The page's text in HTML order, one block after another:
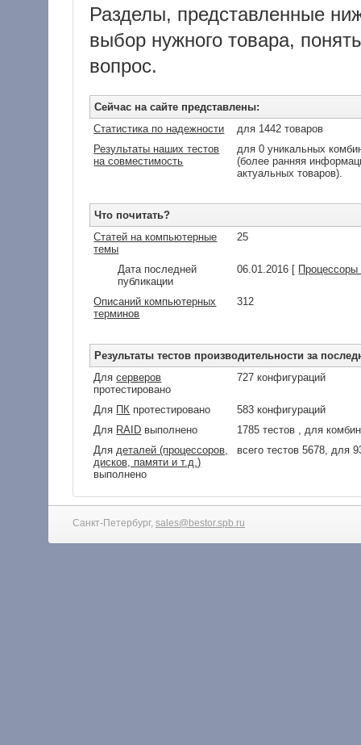
Разделы, представленные
выбор нужного товара,
вопрос.
Сейчас на сайте представлены:
Статистика по надежности
для 1442 товаров
Результаты наших тестов
на совместимость
для 0 уникальных
(более ранняя
актуальных товаров).
Что почитать?
Статей на компьютерные
темы
25
Дата последней
публикации
06.01.2016 [ Процессоры
Описаний компьютерных
терминов
312
Результаты тестов производительности за
Длясерверов
протестировано
727 конфигураций
Для ПК протестировано
583 конфигураций
Для RAID выполнено
1785 тестов , для
Для деталей (процессоров,
дисков, памяти и т.д.)
выполнено
всего тестов 5678, для
Санкт-Петербург, sales@bestor.spb.ru